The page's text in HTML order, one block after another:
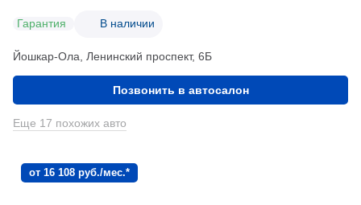
Гарантия В наличии
Йошкар-Ола, Ленинский проспект, 6Б
Позвонить в автосалон
Еще 17 похожих авто
от 16 108 руб./мес.*